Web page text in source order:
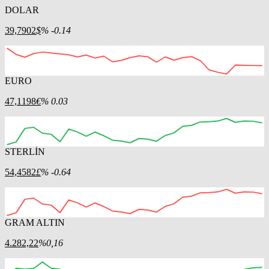
DOLAR
39,7902$% -0.14
12:00
EURO
47,1198€% 0.03
12:00
STERLİN
54,4582£% -0.64
12:00 13:00
GRAM ALTIN
4.282,22%0,16